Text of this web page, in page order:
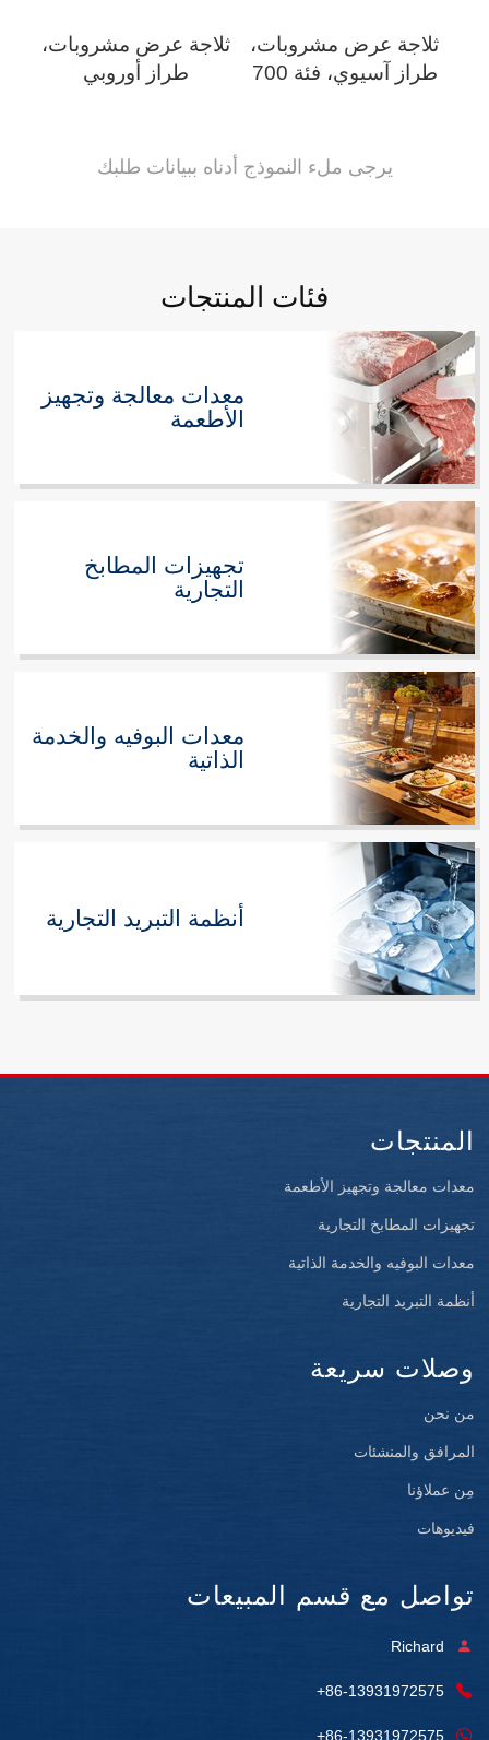
ثلاجة عرض مشروبات،
طراز آسيوي، فئة 700
ثلاجة عرض مشروبات،
طراز أوروبي
يرجى ملء النموذج أدناه ببيانات طلبك
فئات المنتجات
معدات معالجة وتجهيز
الأطعمة
تجهيزات المطابخ
التجارية
معدات البوفيه والخدمة
الذاتية
أنظمة التبريد التجارية
المنتجات
معدات معالجة وتجهيز الأطعمة
تجهيزات المطابخ التجارية
معدات البوفيه والخدمة الذاتية
أنظمة التبريد التجارية
وصلات سريعة
من نحن
المرافق والمنشئات
مِن عملاؤنا
فيديوهات
تواصل مع قسم المبيعات
Richard
+86-13931972575
+86-13931972575